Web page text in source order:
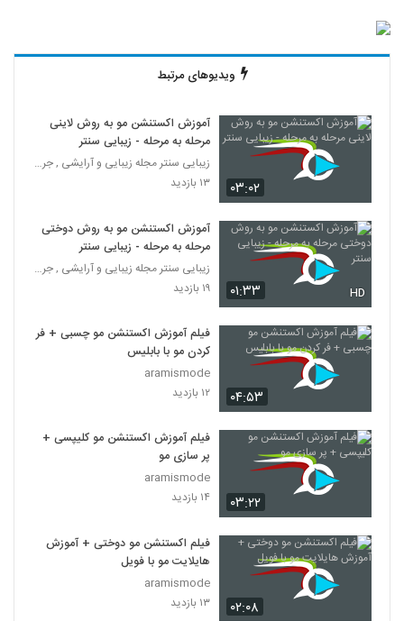
ویدیوهای مرتبط
۰۳:۰۲
آموزش اکستنشن مو به روش لاینی
مرحله به مرحله - زیبایی سنتر
زیبایی سنتر مجله زیبایی و آرایشی , جراحی زیبایی, س
۱۳ بازدید
۰۱:۳۳ HD
آموزش اکستنشن مو به روش دوختی
مرحله به مرحله - زیبایی سنتر
زیبایی سنتر مجله زیبایی و آرایشی , جراحی زیبایی, س
۱۹ بازدید
۰۴:۵۳
فیلم آموزش اکستنشن مو چسبی + فر
کردن مو با بابلیس
aramismode
۱۲ بازدید
۰۳:۲۲
فیلم آموزش اکستنشن مو کلیپسی +
پر سازی مو
aramismode
۱۴ بازدید
۰۲:۰۸
فیلم اکستنشن مو دوختی + آموزش
هایلایت مو با فویل
aramismode
۱۳ بازدید